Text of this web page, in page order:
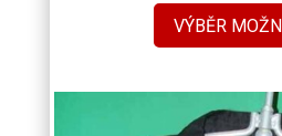
VÝBĚR